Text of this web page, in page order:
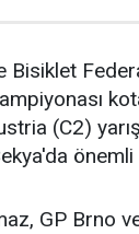
Bisiklet
(C2)
GP Brno